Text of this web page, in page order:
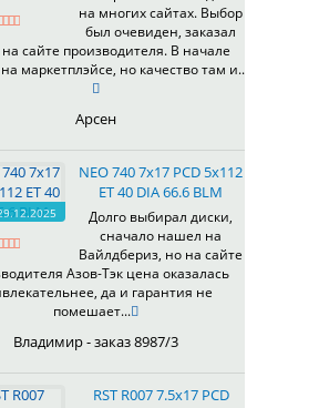
на многих сайтах. Выбор
был очевиден, заказал
сайте производителя. В начале
маркетплэйсе, но качество там и..
Арсен
NEO 740 7x17 PCD 5x112
ET 40 DIA 66.6 BLM
Долго выбирал диски,
сначало нашел на
Вайлдбериз, но на сайте
Азов-Тэк цена оказалась
да и гарантия не
помешает...
Владимир - заказ 8987/3
RST R007 7.5x17 PCD